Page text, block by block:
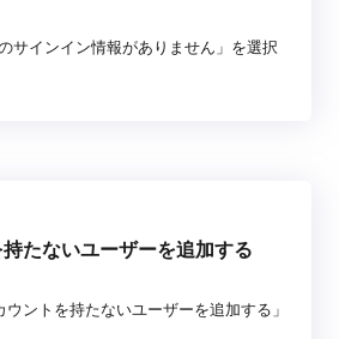
サインイン情報がありません」を選択
たないユーザーを追加する
ントを持たないユーザーを追加する」